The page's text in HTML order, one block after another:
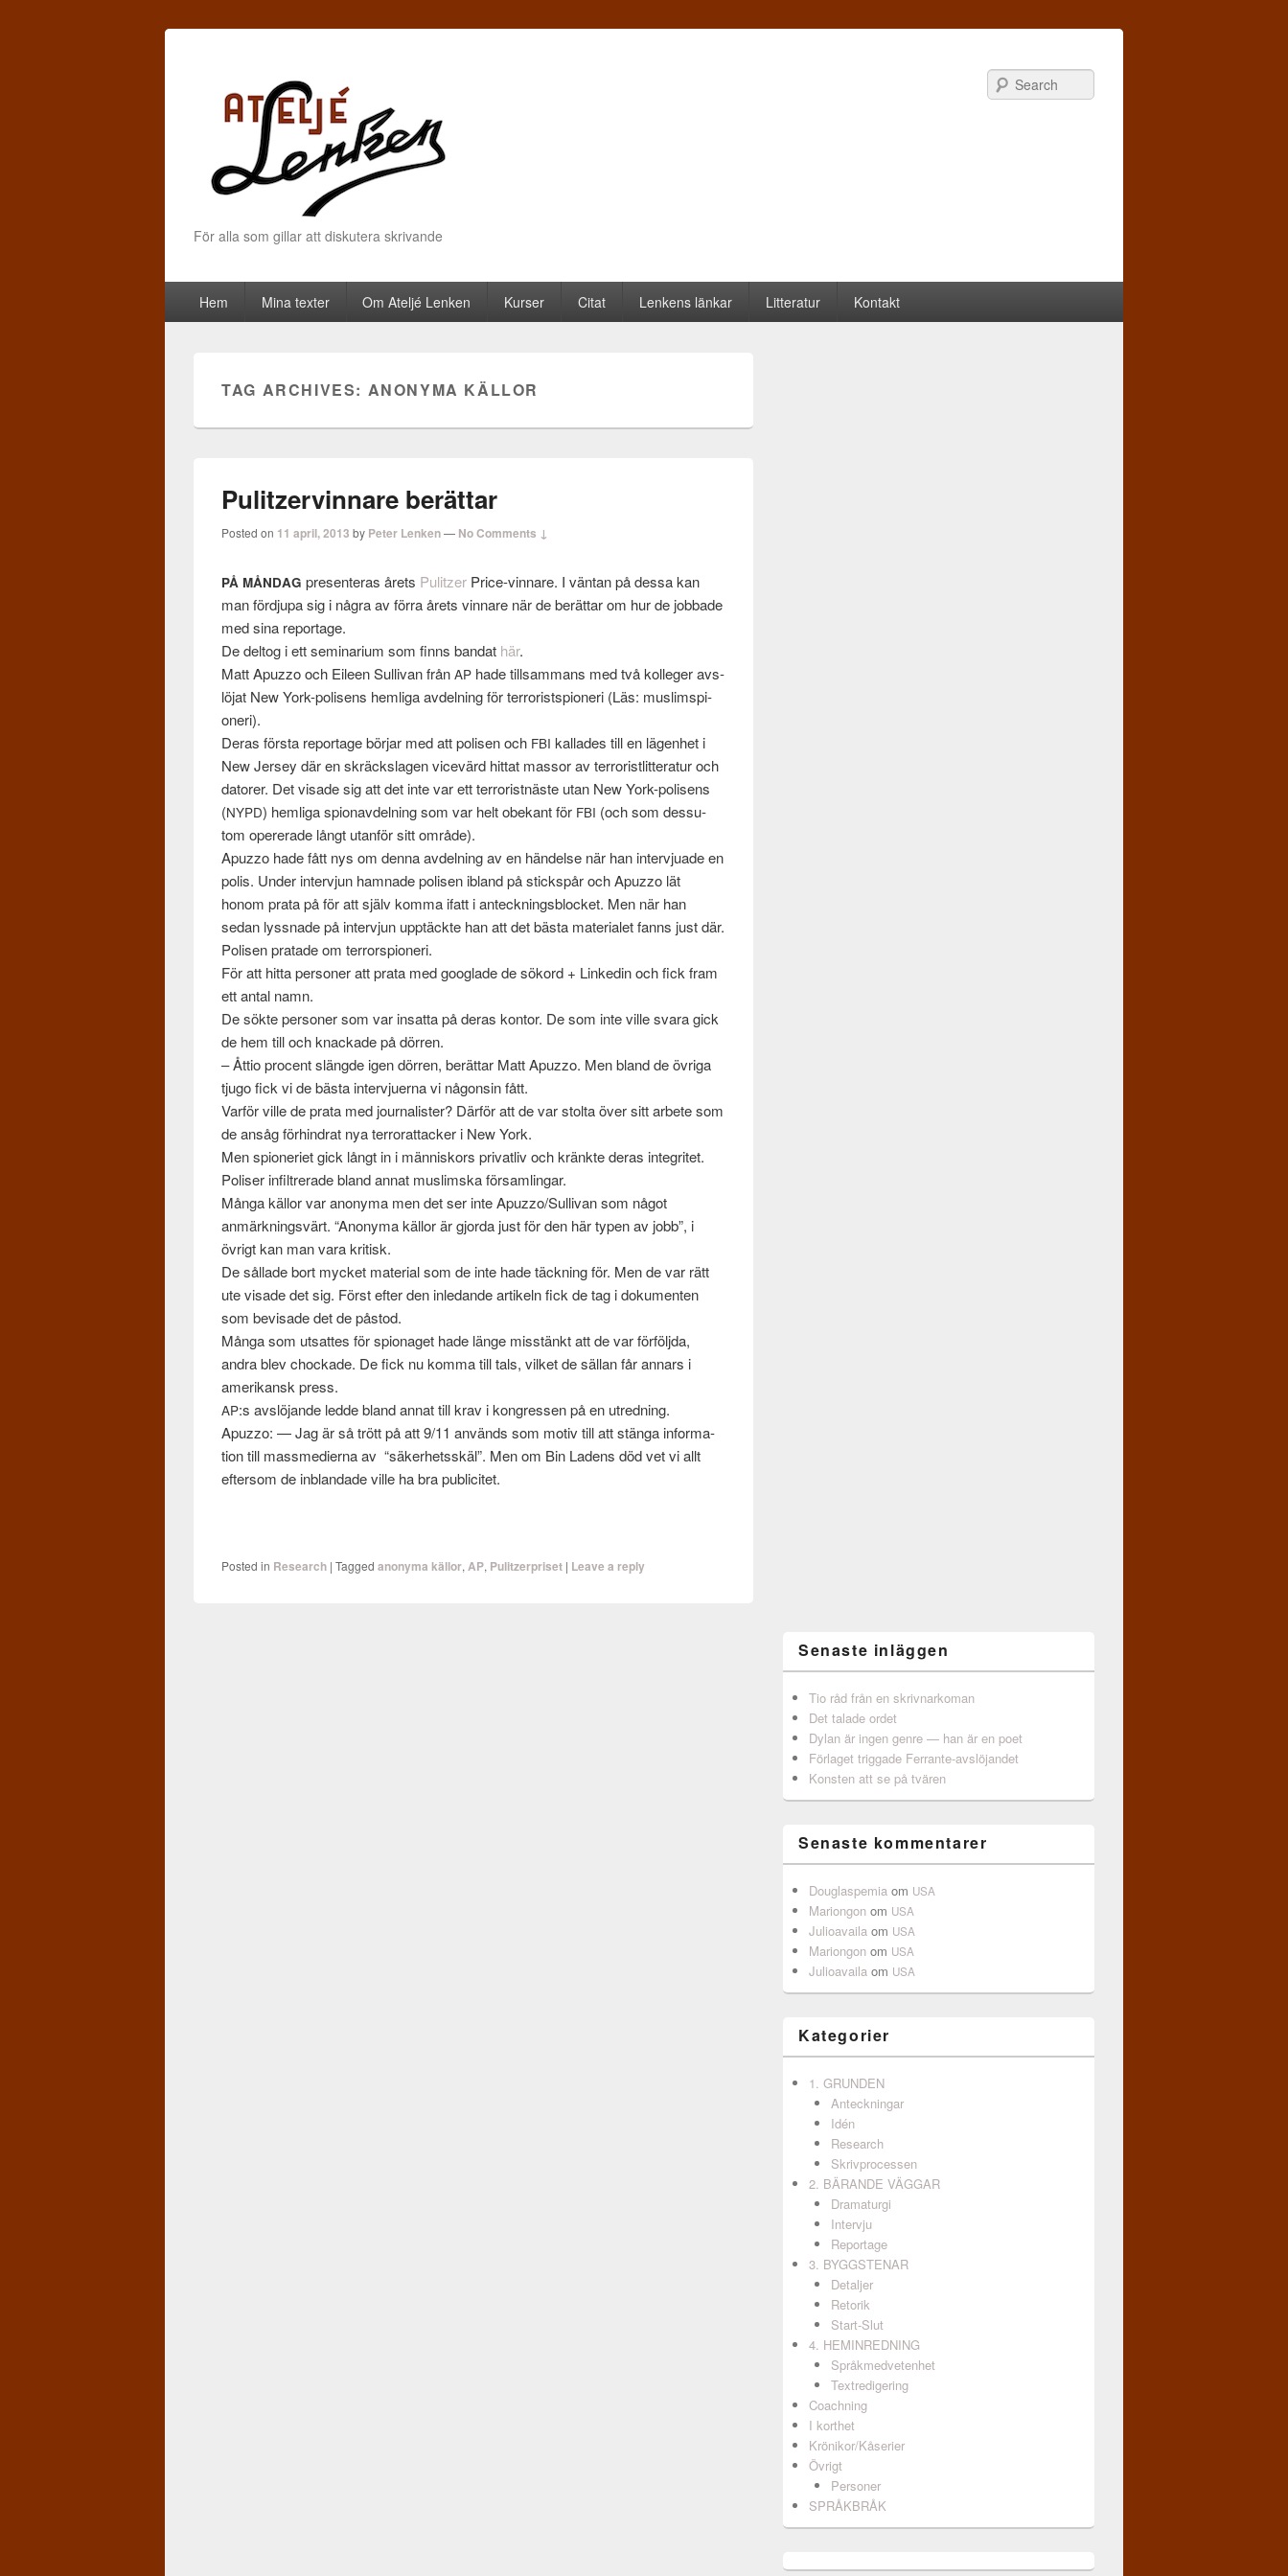
För alla som gillar att diskutera skrivande
Primary menu
Skip to primary content
Skip to secondary content
Hem Mina texter Om Ateljé Lenken Kurser Citat Lenkens länkar Litteratur Kontakt
TAG ARCHIVES: ANONYMA KÄLLOR
Pulitzervinnare berättar
Posted on 11 april, 2013 by Peter Lenken— No Comments ↓
PÅ MÅNDAG pre­sen­teras årets Pulitzer Price-vinnare. I vän­tan på dessa kan
man förd­jupa sig i några av förra årets vinnare när de berät­tar om hur de job­bade
med sina reportage.
De del­tog i ett sem­i­nar­ium som finns ban­dat här.
Matt Apuzzo och Eileen Sul­li­van frånAP hade till­sam­mans med två kol­leger avs­
lö­jat New York-polisens hem­liga avdel­ning för ter­ror­ists­pi­oneri (Läs: mus­lims­pi­
oneri).
Deras första reportage bör­jar med att polisen och FBI kallades till en lägen­het i
New Jer­sey där en skräck­sla­gen vicevärd hit­tat mas­sor av ter­ror­istlit­ter­atur och
datorer. Det visade sig att det inte var ett ter­ror­ist­näste utan New York-polisens
(NYPD) hem­liga spi­onavdel­ning som var helt obekant för FBI (och som dessu­
tom oper­erade långt utan­för sitt område).
Apuzzo hade fått nys om denna avdel­ning av en hän­delse när han inter­vjuade en
polis. Under inter­vjun ham­nade polisen ibland på stick­spår och Apuzzo lät
honom prata på för att själv komma ifatt i anteck­n­ings­blocket. Men när han
sedan lyssnade på inter­vjun upp­täckte han att det bästa mate­ri­alet fanns just där.
Polisen pratade om ter­rors­pi­oneri.
För att hitta per­soner att prata med googlade de sökord + Linkedin och fick fram
ett antal namn.
De sökte per­soner som var insatta på deras kon­tor. De som inte ville svara gick
de hem till och knack­ade på dör­ren.
– Åttio pro­cent slängde igen dör­ren, berät­tar Matt Apuzzo. Men bland de övriga
tjugo fick vi de bästa inter­vjuerna vi någon­sin fått.
Var­för ville de prata med jour­nal­is­ter? Där­för att de var stolta över sitt arbete som
de ansåg förhin­drat nya ter­ro­rat­tacker i New York.
Men spi­oner­iet gick långt in i män­niskors pri­vatliv och kränkte deras integritet.
Poliser infil­tr­erade bland annat mus­lim­ska för­sam­lin­gar.
Många käl­lor var anonyma men det ser inte Apuzzo/Sullivan som något
anmärkn­ingsvärt. “Anonyma käl­lor är gjorda just för den här typen av jobb”, i
övrigt kan man vara kri­tisk.
De sål­lade bort mycket mate­r­ial som de inte hade täck­n­ing för. Men de var rätt
ute visade det sig. Först efter den inledande artikeln fick de tag i doku­menten
som bevisade det de pås­tod.
Många som utsattes för spi­onaget hade länge mis­stänkt att de var för­följda,
andra blev chock­ade. De fick nu komma till tals, vilket de säl­lan får annars i
amerikansk press.
AP:s avs­lö­jande ledde bland annat till krav i kon­gressen på en utred­ning.
Apuzzo: — Jag är så trött på att 9/11 används som motiv till att stänga infor­ma­
tion till massme­dierna av “säk­er­hetsskäl”. Men om Bin Ladens död vet vi allt
efter­som de inblandade ville ha bra publicitet.
Posted in Research |Tagged anonyma källor, AP, Pulitzerpriset | Leave a reply
Senaste inläggen
Tio råd från en skrivnarkoman
Det talade ordet
Dylan är ingen genre — han är en poet
Förlaget triggade Ferrante-avslöjandet
Konsten att se på tvären
Senaste kommentarer
Douglaspemia om USA
Mariongon om USA
Julioavaila om USA
Mariongon om USA
Julioavaila om USA
Kategorier
1. GRUNDEN
Anteckningar
Idén
Research
Skrivprocessen
2. BÄRANDE VÄGGAR
Dramaturgi
Intervju
Reportage
3. BYGGSTENAR
Detaljer
Retorik
Start-Slut
4. HEMINREDNING
Språkmedvetenhet
Textredigering
Coachning
I korthet
Krönikor/Kåserier
Övrigt
Personer
SPRÅKBRÅK